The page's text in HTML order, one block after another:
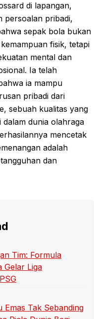
di lapangan,
persoalan pribadi,
sepak bola bukan
fisik, tetapi
mental dan
Ia telah
ia mampu
pribadi dari
sebuah kualitas yang
dalam dunia olahraga
mencetak
adalah
dan
Tim: Formula
Gelar Liga
Emas Tak Sebanding